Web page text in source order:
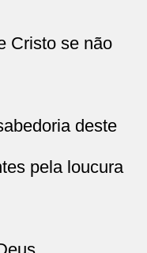
Cristo se não
deste
pela loucura